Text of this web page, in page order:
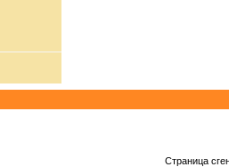
Страница